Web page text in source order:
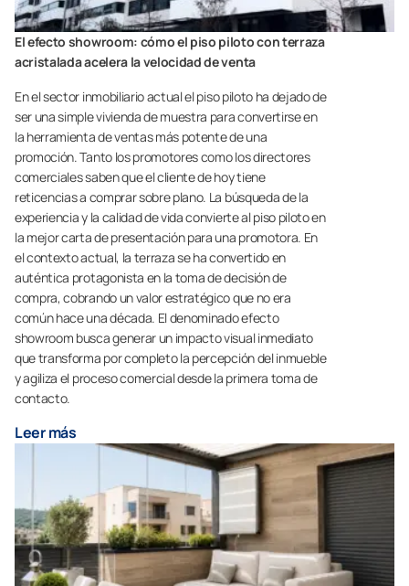
El efecto showroom: cómo el piso piloto con terraza
acristalada acelera la velocidad de venta
En el sector inmobiliario actual el piso piloto ha dejado de
ser una simple vivienda de muestra para convertirse en
la herramienta de ventas más potente de una
promoción. Tanto los promotores como los directores
comerciales saben que el cliente de hoy tiene
reticencias a comprar sobre plano. La búsqueda de la
experiencia y la calidad de vida convierte al piso piloto en
la mejor carta de presentación para una promotora. En
el contexto actual, la terraza se ha convertido en
auténtica protagonista en la toma de decisión de
compra, cobrando un valor estratégico que no era
común hace una década. El denominado efecto
showroom busca generar un impacto visual inmediato
que transforma por completo la percepción del inmueble
y agiliza el proceso comercial desde la primera toma de
contacto.
Leer más